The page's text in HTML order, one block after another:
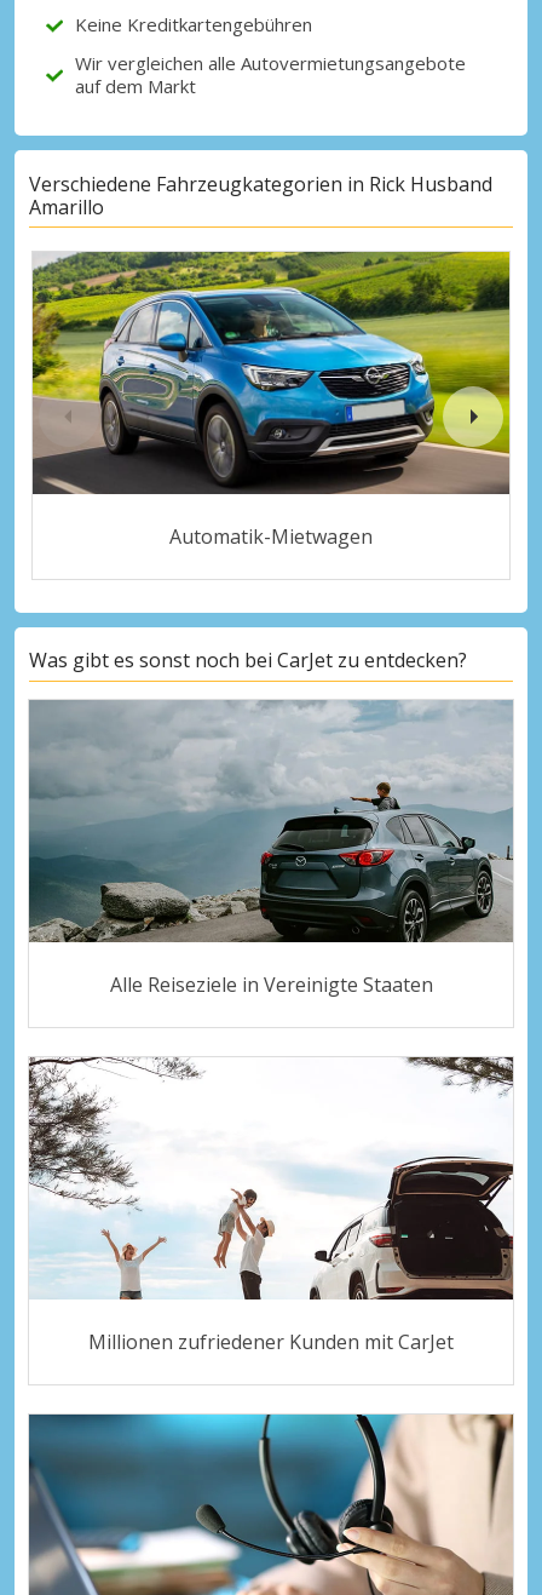
Keine Kreditkartengebühren
Wir vergleichen alle Autovermietungsangebote
auf dem Markt
Verschiedene Fahrzeugkategorien in Rick Husband
Amarillo
Automatik-Mietwagen
Was gibt es sonst noch bei CarJet zu entdecken?
Alle Reiseziele in Vereinigte Staaten
Millionen zufriedener Kunden mit CarJet